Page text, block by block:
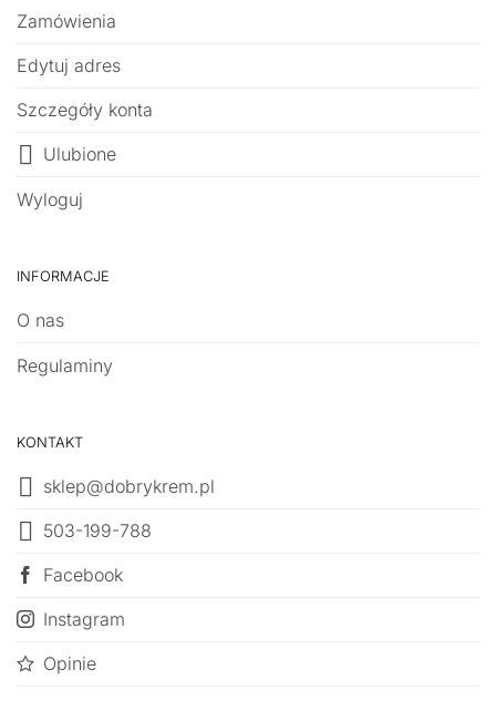
Zamówienia
Edytuj adres
Szczegóły konta
Ulubione
Wyloguj
INFORMACJE
O nas
Regulaminy
KONTAKT
sklep@dobrykrem.pl
503-199-788
Facebook
Instagram
Opinie